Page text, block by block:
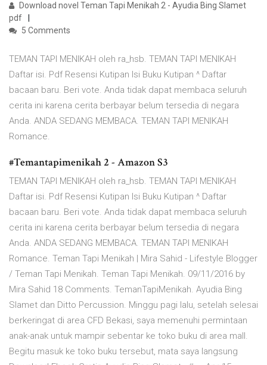
Download novel Teman Tapi Menikah 2 - Ayudia Bing Slamet
pdf
5 Comments
TEMAN TAPI MENIKAH oleh ra_hsb. TEMAN TAPI MENIKAH
Daftar isi. Pdf Resensi Kutipan Isi Buku Kutipan ^ Daftar
bacaan baru. Beri vote. Anda tidak dapat membaca seluruh
cerita ini karena cerita berbayar belum tersedia di negara
Anda. ANDA SEDANG MEMBACA. TEMAN TAPI MENIKAH
Romance.
#Temantapimenikah 2 - Amazon S3
TEMAN TAPI MENIKAH oleh ra_hsb. TEMAN TAPI MENIKAH
Daftar isi. Pdf Resensi Kutipan Isi Buku Kutipan ^ Daftar
bacaan baru. Beri vote. Anda tidak dapat membaca seluruh
cerita ini karena cerita berbayar belum tersedia di negara
Anda. ANDA SEDANG MEMBACA. TEMAN TAPI MENIKAH
Romance. Teman Tapi Menikah | Mira Sahid - Lifestyle Blogger
/ Teman Tapi Menikah. Teman Tapi Menikah. 09/11/2016 by
Mira Sahid 18 Comments. TemanTapiMenikah. Ayudia Bing
Slamet dan Ditto Percussion. Minggu pagi lalu, setelah selesai
berkeringat di area CFD Bekasi, saya memenuhi permintaan
anak-anak untuk mampir sebentar ke toko buku di area mall.
Begitu masuk ke toko buku tersebut, mata saya langsung